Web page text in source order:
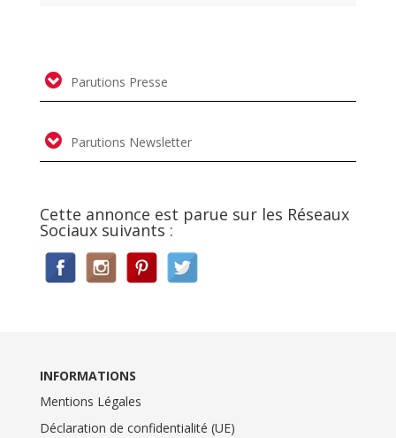
Parutions Presse
Parutions Newsletter
Cette annonce est parue sur les Réseaux
Sociaux suivants :
INFORMATIONS
Mentions Légales
Déclaration de confidentialité (UE)